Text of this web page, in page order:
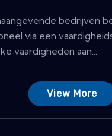
bedrijven
via een
vaardigheden aan...
View More